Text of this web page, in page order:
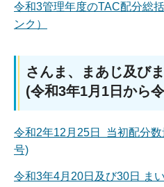
令和3管理年度のTAC配分総
ンク）
さんま、まあじ及び
(令和3年1月1日から
令和2年12月25日 当初配分
号)
令和3年4月20日及び30日 ま